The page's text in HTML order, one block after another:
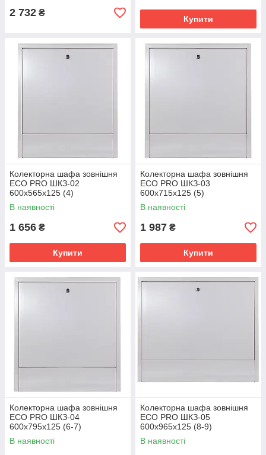
2 732 ₴
Купити
Колекторна шафа зовнішня
ЕСО PRO ШКЗ-02
600x565x125 (4)
В наявності
1 656 ₴
Купити
Колекторна шафа зовнішня
ЕСО PRO ШКЗ-03
600x715x125 (5)
В наявності
1 987 ₴
Купити
Колекторна шафа зовнішня
ЕСО PRO ШКЗ-04
600x795x125 (6-7)
В наявності
Колекторна шафа зовнішня
ЕСО PRO ШКЗ-05
600x965x125 (8-9)
В наявності